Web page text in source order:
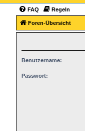
FAQ Regeln
Foren-Übersicht
Benutzername:
Passwort: